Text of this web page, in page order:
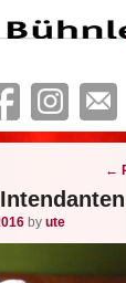
brillant
aus Köln
←
by ute